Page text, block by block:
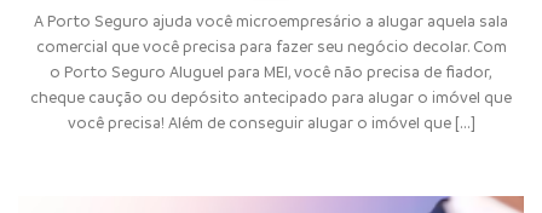
A Porto Seguro ajuda você microempresário a alugar aquela sala
comercial que você precisa para fazer seu negócio decolar. Com
o Porto Seguro Aluguel para MEI, você não precisa de fiador,
cheque caução ou depósito antecipado para alugar o imóvel que
você precisa! Além de conseguir alugar o imóvel que [...]